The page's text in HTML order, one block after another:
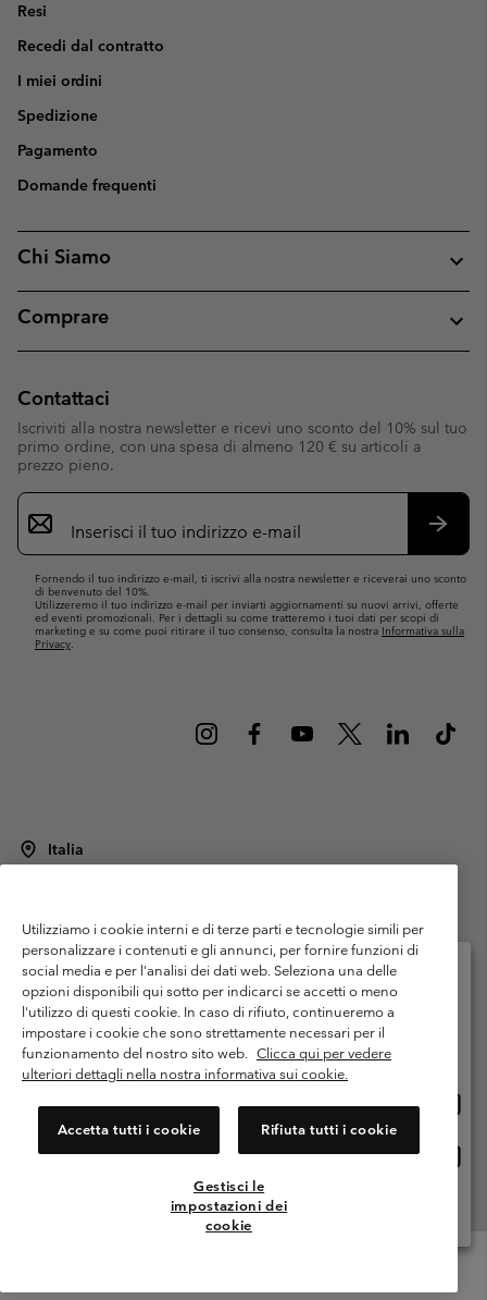
Resi
Recedi dal contratto
I miei ordini
Spedizione
Pagamento
Domande frequenti
Chi Siamo
Comprare
Contattaci
Iscriviti alla nostra newsletter e ricevi uno sconto del 10% sul tuo
primo ordine, con una spesa di almeno 120 € su articoli a
prezzo pieno.
Iscrizione
e-
mail
Fornendo il tuo indirizzo e-mail, ti iscrivi alla nostra newsletter e riceverai uno sconto
di benvenuto del 10%.
Utilizzeremo il tuo indirizzo e-mail per inviarti aggiornamenti su nuovi arrivi, offerte
ed eventi promozionali. Per i dettagli su come tratteremo i tuoi dati per scopi di
marketing e su come puoi ritirare il tuo consenso, consulta la nostra Informativa sulla
Privacy.
Italia
Termini di utilizzo
Condizioni Generali di Venditaa
Garanzia
Politica sulla privacy
Termini e condizioni del programma di membership
Condizioni di utilizzo dei contenuti generati dagli utenti
Impressum
Cookies
Public CBCR
Servizio clienti: Lun. - ven. 9:00 - 13:00 & 14:00- 18:00
(+)390694804176
Utilizziamo i cookie interni e di terze parti e tecnologie simili per
personalizzare i contenuti e gli annunci, per fornire funzioni di
social media e per l'analisi dei dati web. Seleziona una delle
opzioni disponibili qui sotto per indicarci se accetti o meno
l'utilizzo di questi cookie. In caso di rifiuto, continueremo a
impostare i cookie che sono strettamente necessari per il
funzionamento del nostro sito web. Clicca qui per vedere
ulteriori dettagli nella nostra informativa sui cookie.
Accetta tutti i cookie Rifiuta tutti i cookie
Gestisci le
impostazioni dei
cookie
Seleziona il paese di spedizione e la lingua
Shopping online disponibile
online
Italia
online
Visualizza Tutti I Paesi